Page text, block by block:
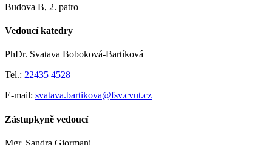
Budova B, 2. patro
Vedoucí katedry
PhDr. Svatava Boboková-Bartíková
Tel.: 22435 4528
E-mail: svatava.bartikova@fsv.cvut.cz
Zástupkyně vedoucí
Mgr. Sandra Giormani